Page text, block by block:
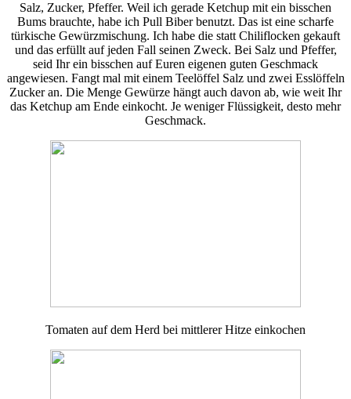
Salz, Zucker, Pfeffer. Weil ich gerade Ketchup mit ein bisschen
Bums brauchte, habe ich Pull Biber benutzt. Das ist eine scharfe
türkische Gewürzmischung. Ich habe die statt Chiliflocken gekauft
und das erfüllt auf jeden Fall seinen Zweck. Bei Salz und Pfeffer,
seid Ihr ein bisschen auf Euren eigenen guten Geschmack
angewiesen. Fangt mal mit einem Teelöffel Salz und zwei Esslöffeln
Zucker an. Die Menge Gewürze hängt auch davon ab, wie weit Ihr
das Ketchup am Ende einkocht. Je weniger Flüssigkeit, desto mehr
Geschmack.
Tomaten auf dem Herd bei mittlerer Hitze einkochen